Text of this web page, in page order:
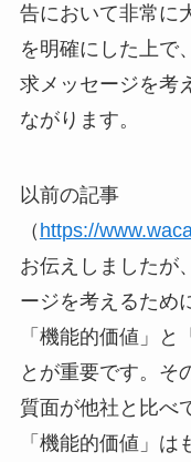
告において非常に
を明確にした上で
求メッセージを考
ながります。
以前の記事
（ https://
お伝えしましたが
ージを考えるため
「機能的価値」
とが重要です。そ
質面が他社と比べ
「機能的価値」